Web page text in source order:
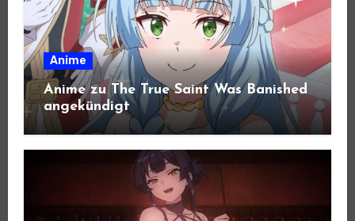
Anime
Anime zu The True Saint Was Banished
angekündigt